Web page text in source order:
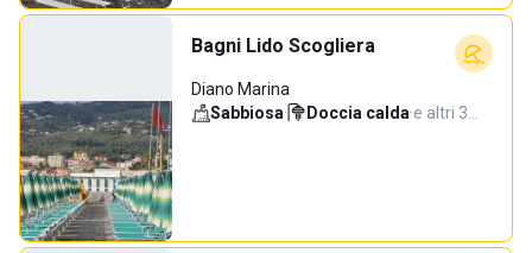
Bagni Lido Scogliera
Diano Marina
Sabbiosa· Doccia calda·e altri 3…